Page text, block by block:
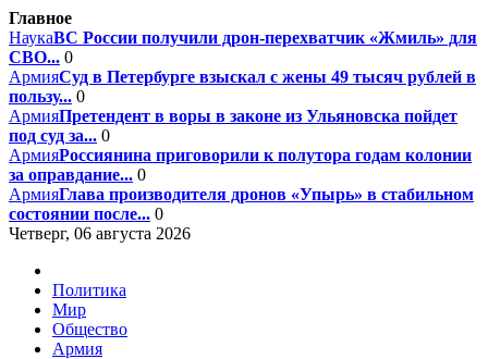
Главное
НаукаВС России получили дрон-перехватчик «Жмиль» для
СВО... 0
АрмияСуд в Петербурге взыскал с жены 49 тысяч рублей в
пользу... 0
АрмияПретендент в воры в законе из Ульяновска пойдет
под суд за... 0
АрмияРоссиянина приговорили к полутора годам колонии
за оправдание... 0
АрмияГлава производителя дронов «Упырь» в стабильном
состоянии после... 0
Четверг, 06 августа 2026
Политика
Мир
Общество
Армия